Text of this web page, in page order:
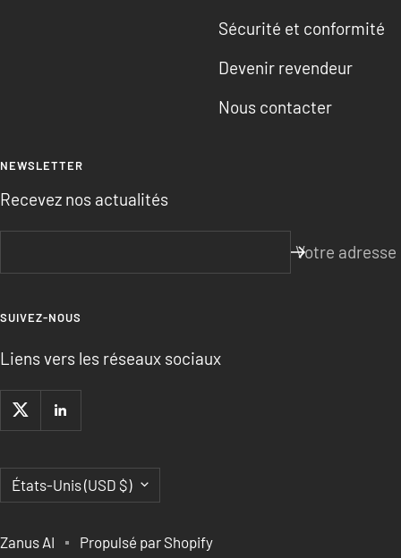
Sécurité et conformité
Devenir revendeur
Nous contacter
NEWSLETTER
Recevez nos actualités
Votre
SUIVEZ-NOUS
Liens vers les réseaux sociaux
Pays/région
États-Unis (USD $)
Zanus AI Propulsé par Shopify